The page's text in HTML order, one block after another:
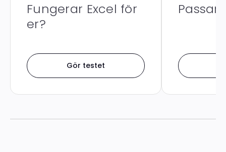
Fungerar Excel för
er?
Gör testet
Passar